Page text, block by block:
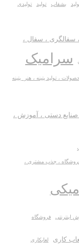
بشقاب تولید تولیدی
، سفال ،
سرامیک
، تولید پتینه ، هنر_پتینه
دستی ، آموزش ،
فروشگاه ، جذب مشتری ،
اینترنتی فروشگاه
کاری لعابکاری